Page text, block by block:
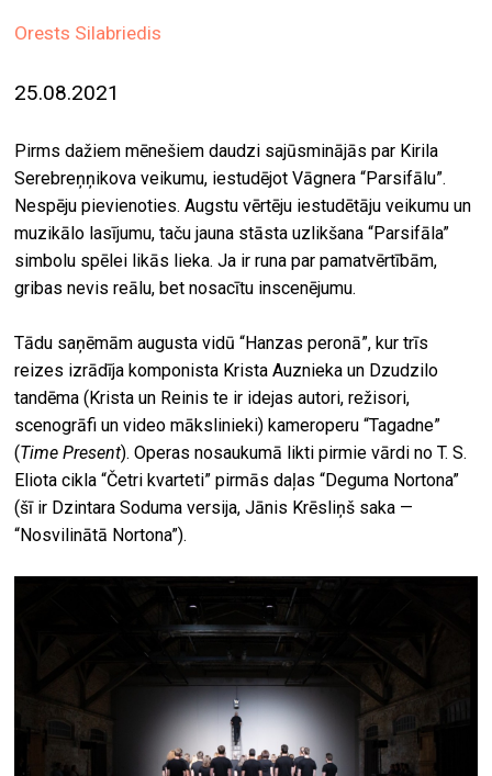
meklēt
Orests Silabriedis
25.08.2021
Pirms dažiem mēnešiem daudzi sajūsminājās par Kirila
Serebreņņikova veikumu, iestudējot Vāgnera “Parsifālu”.
Nespēju pievienoties. Augstu vērtēju iestudētāju veikumu un
muzikālo lasījumu, taču jauna stāsta uzlikšana “Parsifāla”
simbolu spēlei likās lieka. Ja ir runa par pamatvērtībām,
gribas nevis reālu, bet nosacītu inscenējumu.
Tādu saņēmām augusta vidū “Hanzas peronā”, kur trīs
reizes izrādīja komponista Krista Auznieka un Dzudzilo
tandēma (Krista un Reinis te ir idejas autori, režisori,
scenogrāfi un video mākslinieki) kameroperu “Tagadne”
(Time Present). Operas nosaukumā likti pirmie vārdi no T. S.
Eliota cikla “Četri kvarteti” pirmās daļas “Deguma Nortona”
(šī ir Dzintara Soduma versija, Jānis Krēsliņš saka —
“Nosvilinātā Nortona”).